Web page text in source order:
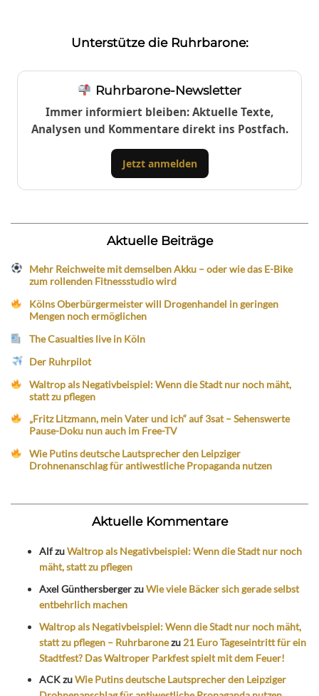
Unterstütze die Ruhrbarone:
Ruhrbarone-Newsletter
Immer informiert bleiben: Aktuelle Texte,
Analysen und Kommentare direkt ins Postfach.
Jetzt anmelden
Aktuelle Beiträge
Mehr Reichweite mit demselben Akku – oder wie das E-Bike
zum rollenden Fitnessstudio wird
Kölns Oberbürgermeister will Drogenhandel in geringen
Mengen noch ermöglichen
The Casualties live in Köln
Der Ruhrpilot
Waltrop als Negativbeispiel: Wenn die Stadt nur noch mäht,
statt zu pflegen
„Fritz Litzmann, mein Vater und ich“ auf 3sat – Sehenswerte
Pause-Doku nun auch im Free-TV
Wie Putins deutsche Lautsprecher den Leipziger
Drohnenanschlag für antiwestliche Propaganda nutzen
Aktuelle Kommentare
AlfzuWaltrop als Negativbeispiel: Wenn die Stadt nur noch
mäht, statt zu pflegen
Axel GünthersbergerzuWie viele Bäcker sich gerade selbst
entbehrlich machen
Waltrop als Negativbeispiel: Wenn die Stadt nur noch mäht,
statt zu pflegen – Ruhrbaronezu 21 Euro Tageseintritt für ein
Stadtfest? Das Waltroper Parkfest spielt mit dem Feuer!
ACKzuWie Putins deutsche Lautsprecher den Leipziger